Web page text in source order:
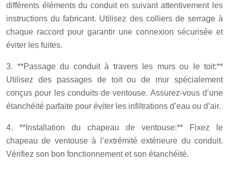
différents éléments du conduit en suivant attentivement les
instructions du fabricant. Utilisez des colliers de serrage à
chaque raccord pour garantir une connexion sécurisée et
éviter les fuites.
3. **Passage du conduit à travers les murs ou le toit:**
Utilisez des passages de toit ou de mur spécialement
conçus pour les conduits de ventouse. Assurez-vous d’une
étanchéité parfaite pour éviter les infiltrations d’eau ou d’air.
4. **Installation du chapeau de ventouse:** Fixez le
chapeau de ventouse à l’extrémité extérieure du conduit.
Vérifiez son bon fonctionnement et son étanchéité.